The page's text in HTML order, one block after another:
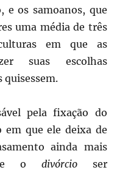
e os samoanos, que
uma média de três
em que as
suas escolhas
quisessem.
pela fixação do
que ele deixa de
ainda mais
de o divórcioser